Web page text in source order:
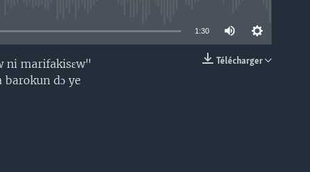
1:30
Télécharger
ni marifakisɛw"
barokun dɔ ye